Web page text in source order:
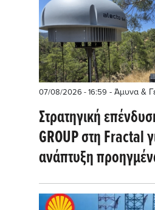
07/08/2026 - 16:59 - Άμυνα &
Στρατηγική
GROUP στη Fractal
ανάπτυξη
αμυντικών
Ελλάδα και Κύπρο